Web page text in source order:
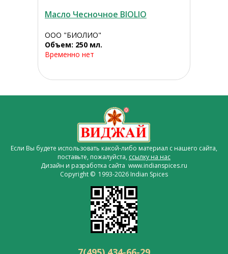
Масло Чесночное BIOLIO
ООО "БИОЛИО"
Объем: 250 мл.
Временно нет
Если Вы будете использовать какой-либо материал с нашего сайта,
поставьте, пожалуйста, ссылку на нас
Дизайн и разработка сайта www.indianspices.ru
Copyright © 1993-2026 Indian Spices